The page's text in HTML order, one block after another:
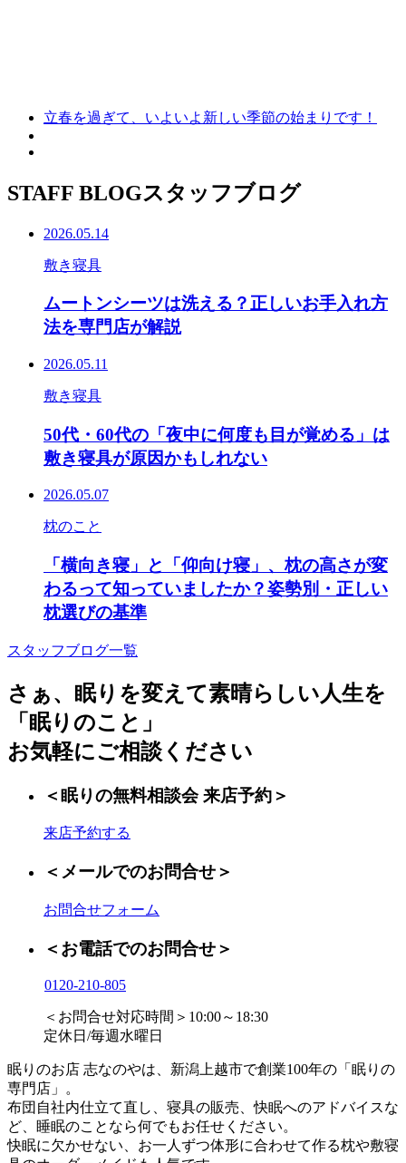
立春を過ぎて、いよいよ新しい季節の始まりです！
STAFF BLOGスタッフブログ
2026.05.14
敷き寝具
ムートンシーツは洗える？正しいお手入れ方
法を専門店が解説
2026.05.11
敷き寝具
50代・60代の「夜中に何度も目が覚める」は
敷き寝具が原因かもしれない
2026.05.07
枕のこと
「横向き寝」と「仰向け寝」、枕の高さが変
わるって知っていましたか？姿勢別・正しい
枕選びの基準
スタッフブログ一覧
さぁ、眠りを変えて素晴らしい人生を
「眠りのこと」
お気軽にご相談ください
＜眠りの無料相談会 来店予約＞
来店予約する
＜メールでのお問合せ＞
お問合せフォーム
＜お電話でのお問合せ＞
0120-210-805
＜お問合せ対応時間＞10:00～18:30
定休日/毎週水曜日
眠りのお店 志なのやは、新潟上越市で創業100年の「眠りの
専門店」。
布団自社内仕立て直し、寝具の販売、快眠へのアドバイスな
ど、睡眠のことなら何でもお任せください。
快眠に欠かせない、お一人ずつ体形に合わせて作る枕や敷寝